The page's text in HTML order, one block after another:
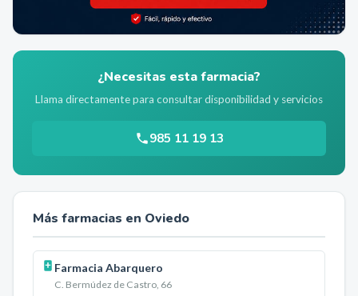
¿Necesitas esta farmacia?
Llama directamente para consultar disponibilidad y servicios
985 11 19 13
Más farmacias en Oviedo
Farmacia Abarquero
C. Bermúdez de Castro, 66